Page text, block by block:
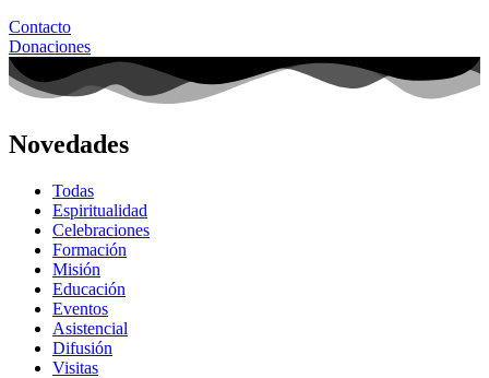
Contacto
Donaciones
Novedades
Todas
Espiritualidad
Celebraciones
Formación
Misión
Educación
Eventos
Asistencial
Difusión
Visitas